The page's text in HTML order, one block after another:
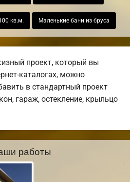
кв.м. Маленькие бани из бруса
проект, который вы
каталогах, можно
в стандартный проект
гараж, остекление, крыльцо
работы